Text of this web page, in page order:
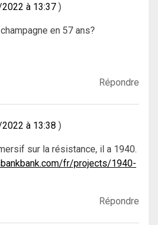
à 13:37
en 57 ans?
Répondre
à 13:38
sur la résistance, il a 1940.
fr/projects/1940-
Répondre